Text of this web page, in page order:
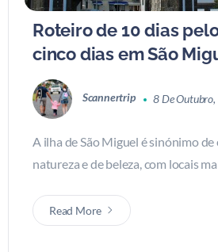
Roteiro de 10 dias
cinco dias em São
Scannertrip 8 De
A ilha de São Miguel é sinónimo de
natureza e de beleza, com locais
Read More